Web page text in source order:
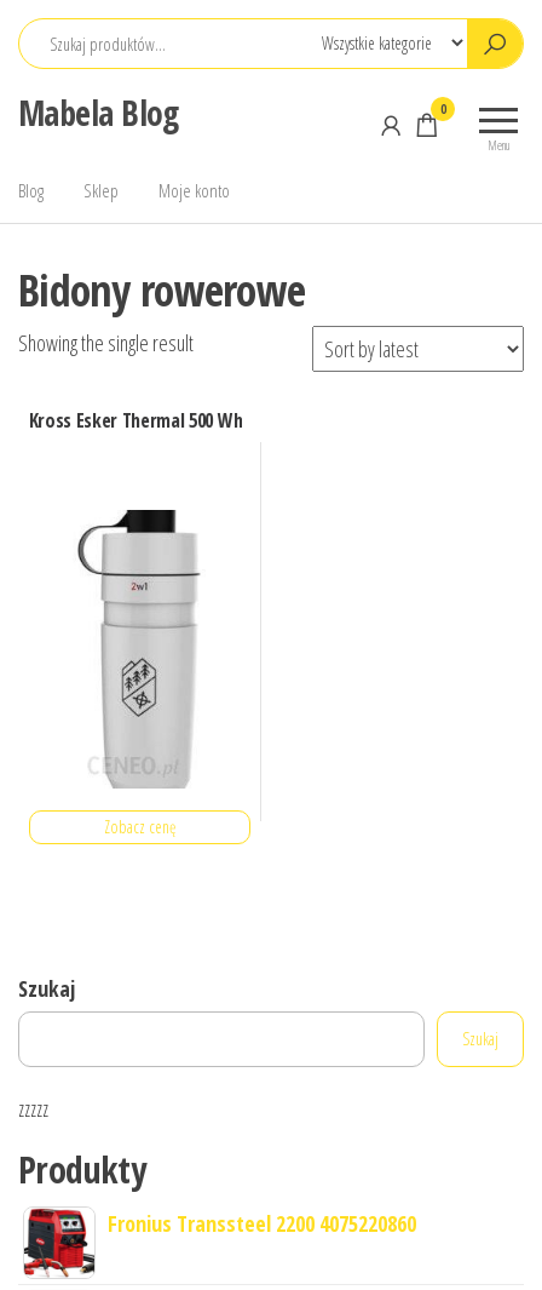
Przejdź
Mabela Blog
Menu
0
Blog Sklep Moje konto
Bidony rowerowe
Showing the single result
Kross Esker Thermal 500 Wh
Zobacz cenę
Szukaj
Szukaj
zzzzz
Produkty
Fronius Transsteel 2200 4075220860